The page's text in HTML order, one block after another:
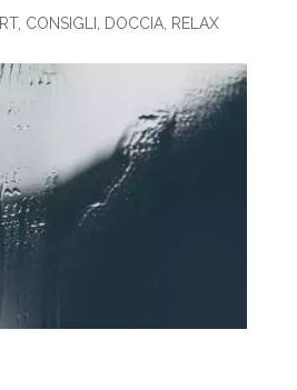
, CONSIGLI DOCCIA, RELAX